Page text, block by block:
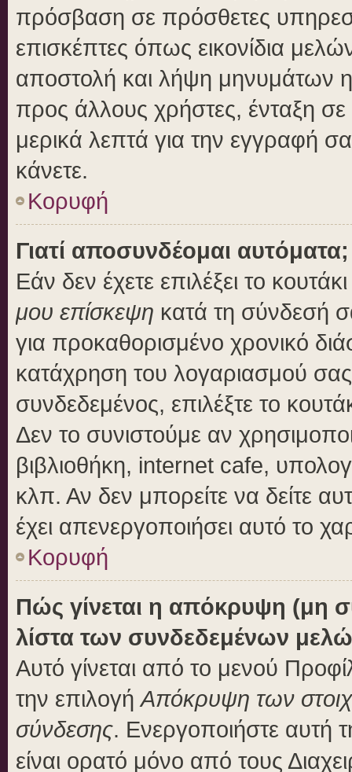
πρόσβαση σε πρόσθετες
επισκέπτες όπως εικονίδια
αποστολή και λήψη μηνυμάτων
προς άλλους χρήστες, ένταξη
μερικά λεπτά για την εγγραφή
κάνετε.
Κορυφή
Γιατί αποσυνδέομαι αυτόματα;
Εάν δεν έχετε επιλέξει το
μου επίσκεψη κατά τη σύνδεσή
για προκαθορισμένο χρονικό
κατάχρηση του λογαριασμού
συνδεδεμένος, επιλέξτε το
Δεν το συνιστούμε αν
βιβλιοθήκη, internet cafe,
κλπ. Αν δεν μπορείτε να δείτε
έχει απενεργοποιήσει αυτό το
Κορυφή
Πώς γίνεται η απόκρυψη (μη
λίστα των συνδεδεμένων
Αυτό γίνεται από το μενού
την επιλογήΑπόκρυψη των
σύνδεσης. Ενεργοποιήστε αυτή
είναι ορατό μόνο από τους